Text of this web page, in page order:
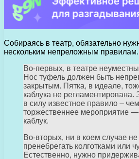
Собираясь в театр, обязательно
нескольким непреложным правилам.
Во-первых, в театре
Нос туфель должен быть
закрытым. Пятка, в идеале,
каблука не регламентирована.
в силу известное правило – чем
торжественнее мероприятие
каблук.
Во-вторых, ни в коем случае не
пренебрегать колготками или
Естественно, нужно